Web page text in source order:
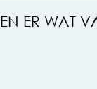
ER WAT